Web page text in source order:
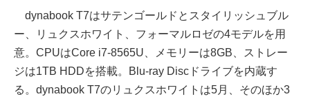
dynabook T7はサテンゴールドとスタイリッシュブル
ー、リュクスホワイト、フォーマルロゼの4モデルを用
意。CPUはCore i7-8565U、メモリーは8GB、ストレー
ジは1TB HDDを搭載。Blu-ray Discドライブを内蔵す
る。dynabook T7のリュクスホワイトは5月、そのほか3